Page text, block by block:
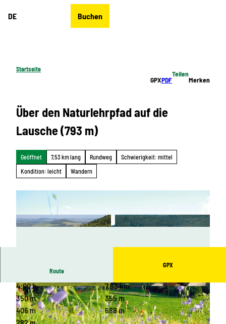
DE Buchen
Startseite
GPXPDF
Teilen
Merken
Über den Naturlehrpfad auf die
Lausche (793 m)
Geöffnet 7,53 km lang Rundweg
Schwierigkeit: mittel
Kondition: leicht
Wandern
© Tourismuszentrum Naturpark Zittauer Gebirg
e, Das Landschaftswunderland Oberlausitz |
CC-BY-SA
© Tourismuszentrum Naturpark Zittauer Gebirg
e, Das Landschaftswunderland Oberlausitz |
CC-BY-SA
Route
GPX
4:00 h
7,53 km
350 m
355 m
406 m
688 m